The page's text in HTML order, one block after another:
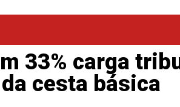
33% carga
cesta básica